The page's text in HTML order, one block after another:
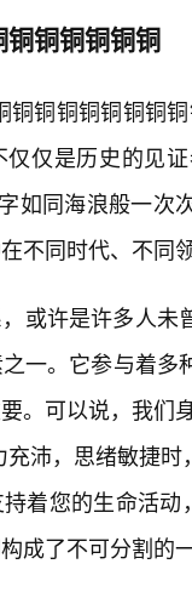
铜铜铜铜铜
铜铜铜铜铜铜铜
仅是历史的见
如同海浪般一
不同时代、不同
或许是许多人未
一。它参与着
。可以说，我们
充沛，思绪敏捷
着您的生命活
成了不可分割的